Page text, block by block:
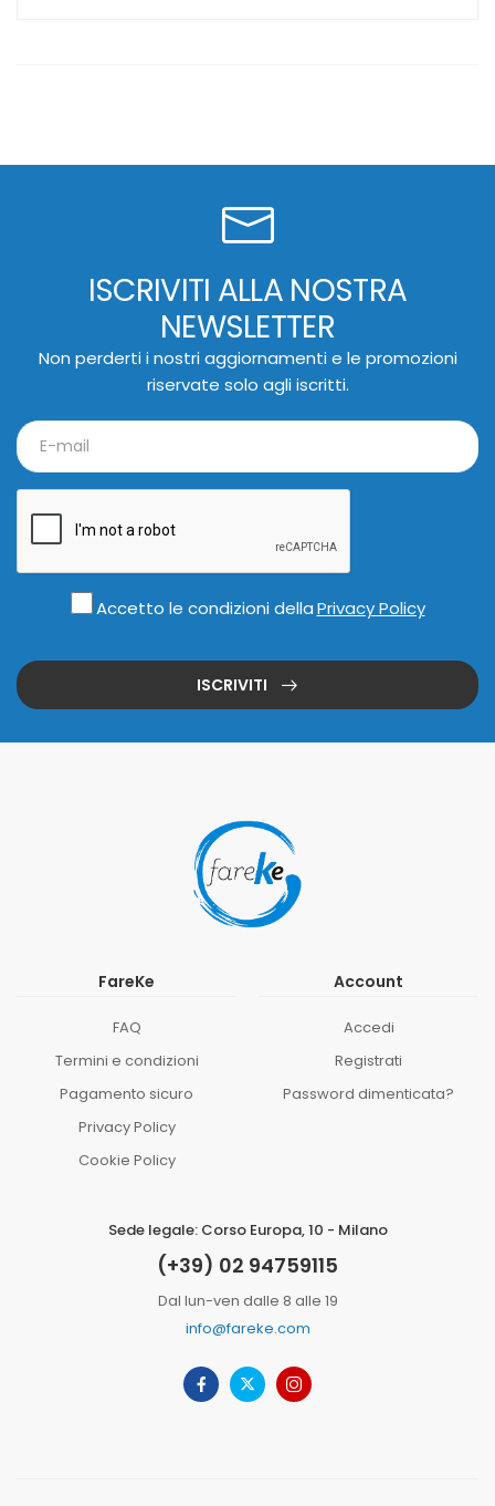
ISCRIVITI ALLA NOSTRA
NEWSLETTER
Non perderti i nostri aggiornamenti e le promozioni
riservate solo agli iscritti.
Accetto le condizioni dellaPrivacy Policy
ISCRIVITI
FareKe
FAQ
Termini e condizioni
Pagamento sicuro
Privacy Policy
Cookie Policy
Account
Accedi
Registrati
Password dimenticata?
Sede legale: Corso Europa, 10 - Milano
(+39) 02 94759115
Dal lun-ven dalle 8 alle 19
info@fareke.com